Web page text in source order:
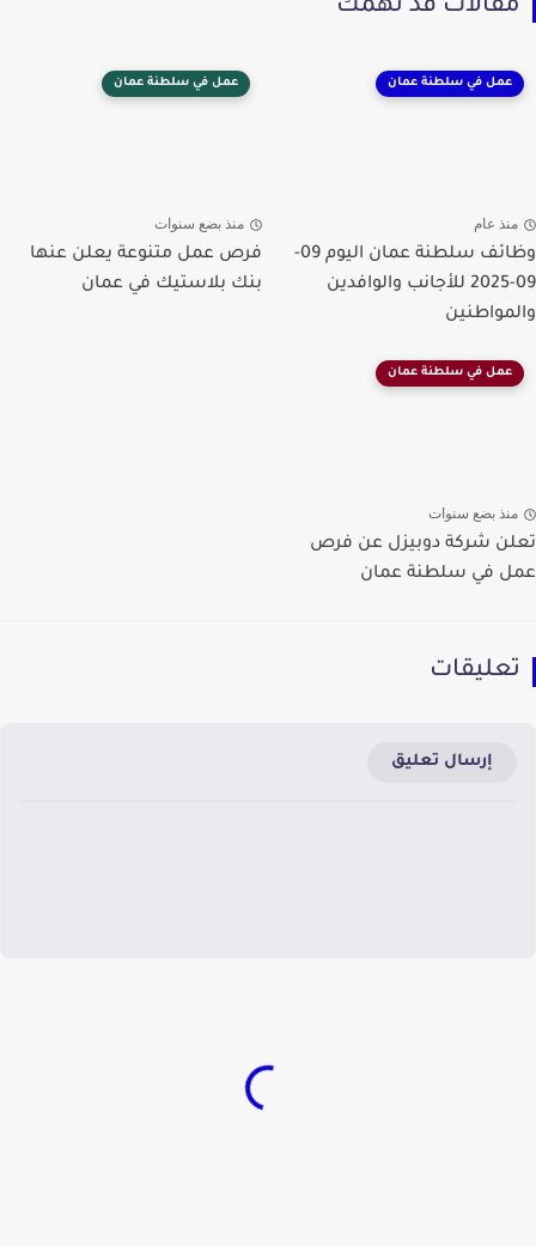
مقالات قد تهمك
عمل في سلطنة عمان
منذ عام
وظائف سلطنة عمان اليوم 09-
09-2025 للأجانب والوافدين
والمواطنين
عمل في سلطنة عمان
منذ بضع سنوات
فرص عمل متنوعة يعلن عنها
بنك بلاستيك في عمان
عمل في سلطنة عمان
منذ بضع سنوات
تعلن شركة دوبيزل عن فرص
عمل في سلطنة عمان
تعليقات
إرسال تعليق